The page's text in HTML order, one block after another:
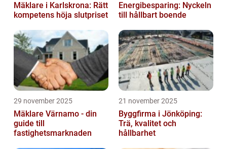
Mäklare i Karlskrona: Rätt
kompetens höja slutpriset
Energibesparing: Nyckeln
till hållbart boende
29 november 2025
Mäklare Värnamo - din
guide till
fastighetsmarknaden
21 november 2025
Byggfirma i Jönköping:
Trä, kvalitet och
hållbarhet